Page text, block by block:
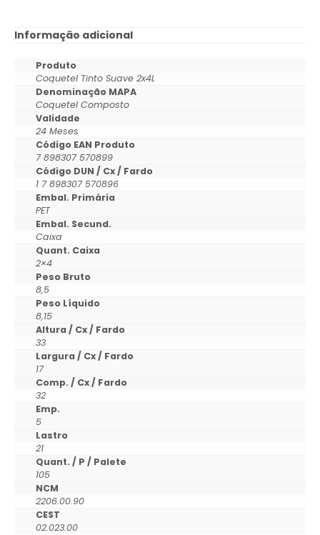
Informação adicional
Produto
Coquetel Tinto Suave 2x4L
Denominação MAPA
Coquetel Composto
Validade
24 Meses
Código EAN Produto
7 898307 570899
Código DUN / Cx / Fardo
1 7 898307 570896
Embal. Primária
PET
Embal. Secund.
Caixa
Quant. Caixa
2×4
Peso Bruto
8,5
Peso Líquido
8,15
Altura / Cx / Fardo
33
Largura / Cx / Fardo
17
Comp. / Cx / Fardo
32
Emp.
5
Lastro
21
Quant. / P / Palete
105
NCM
2206.00.90
CEST
02.023.00